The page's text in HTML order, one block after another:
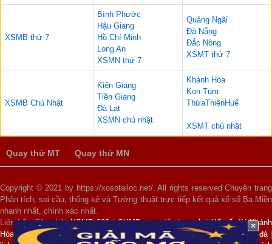
XSMB thứ 7
Bình Phước
Hậu Giang
Hồ Chí Minh
Long An
XSMN thứ 7
Quảng Ngãi
Đà Nẵng
Đắc Nông
XSMT thứ 7
XSMB Chủ Nhật
Kiên Giang
Tiền Giang
Đà Lạt
XSMN chủ nhật
Khánh Hòa
Kon Tum
ThừaThiênHuế
XSMT chủ nhật
Quay thử MT Quay thử MN
Copyright © 2021 by https://xosotailoc.net/. All rights reserved Chuyên trang
Phân tích, soi cầu, thống kê và Tường thuật trực tiếp kết quả xổ số Ba Miền
nhanh nhất, chính xác nhất.
Liên kết: Cập nhậtXSMB 360|SXMBtrực tiếp |xsmb|Xổ số đài Khánh
Hòa |xổ số 3 miền kết quả xổ số miền bắc hôm nay|lịch thi đấu bóng đá|